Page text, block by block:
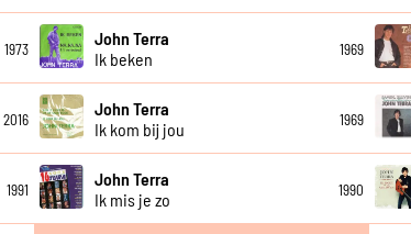
1973
John Terra
Ik beken
1969
2016
John Terra
Ik kom bij jou
1969
1991
John Terra
Ik mis je zo
1990